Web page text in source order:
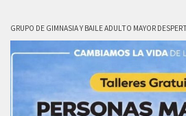
GRUPO DE GIMNASIA Y BAILE ADULTO MAYOR